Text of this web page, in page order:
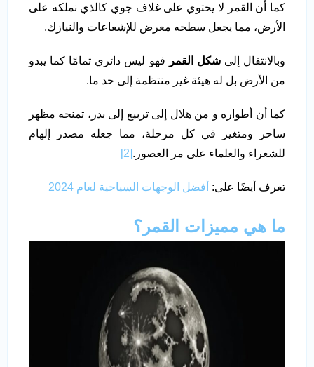
كما أن القمر لا يحتوي على غلاف جوي كالذي نملكه على
الأرض، مما يجعل سطحه معرض للإشعاعات والنيازك.
وبالانتقال إلىشكل القمر
فهو ليس دائري تمامًا كما يبدو
من الأرض بل له هيئة غير منتظمة إلى حد ما.
كما أن أطواره و من هلال إلى تربيع إلى بدر، تمنحه مظهر
ساحر ومتغير في كل مرحلة، مما جعله مصدر إلهام
للشعراء والعلماء على مر العصور.[2]
تعرف أيضًا على: أفضل الوجهات السياحية لعام 2024
ما هي مميزات القمر؟